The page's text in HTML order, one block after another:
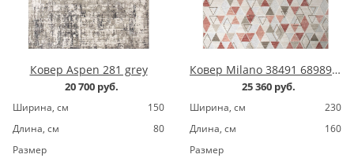
Ковер Aspen 281 grey
20 700 руб.
Ширина, cм
150
Длина, cм
80
Размер
Ковер Milano 38491 689891 grey/pink
25 360 руб.
Ширина, cм
230
Длина, cм
160
Размер